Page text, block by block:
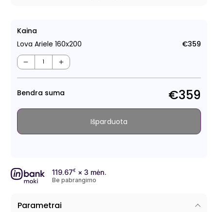
Kaina
Lova Ariele 160x200
€359
− +
Bendra suma €359
Išparduota
119.67€ × 3 mėn.
Be pabrangimo
Parametrai